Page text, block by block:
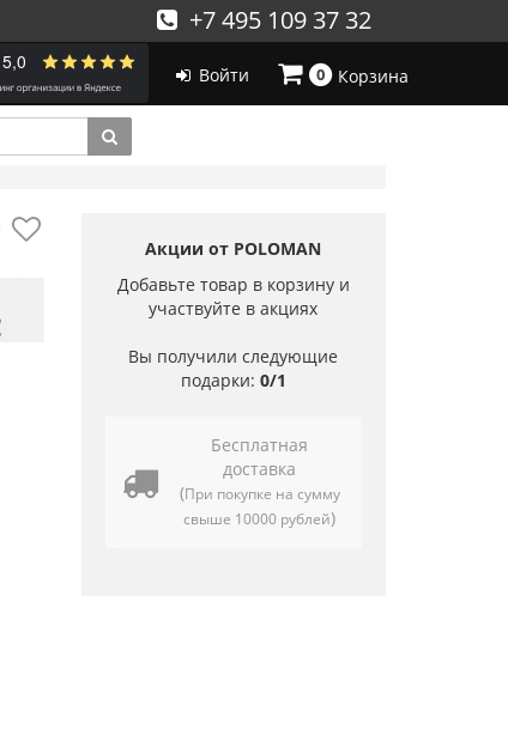
+7 495 109 37 32
Войти 0 Корзина
Акции от POLOMAN
Добавьте товар в корзину и
участвуйте в акциях
Вы получили следующие
подарки: 0/1
Бесплатная
доставка
(При покупке на сумму
свыше 10000 рублей)